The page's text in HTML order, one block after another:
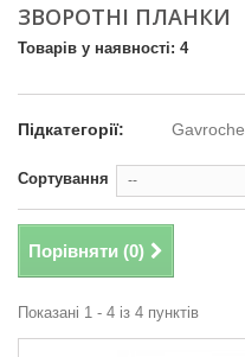
ЗВОРОТНІ ПЛАНКИ
Товарів у наявності: 4
Підкатегорії: Gavroche
Сортування --
Порівняти (0)
Показані 1 - 4 із 4 пунктів